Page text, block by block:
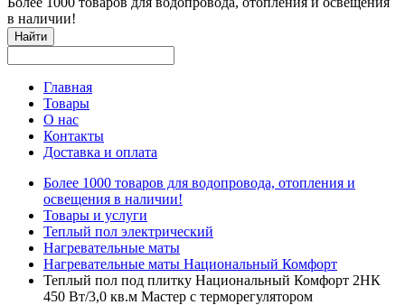
в наличии!
Найти
Главная
Товары
О нас
Контакты
Доставка и оплата
Более 1000 товаров для водопровода, отопления и
освещения в наличии!
Товары и услуги
Теплый пол электрический
Нагревательные маты
Нагревательные маты Национальный Комфорт
Теплый пол под плитку Национальный Комфорт 2НК
450 Вт/3,0 кв.м Мастер с терморегулятором